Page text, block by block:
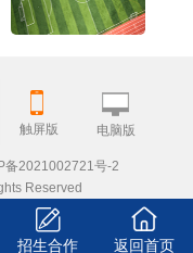
触屏版 电脑版
备2021002721号-2
Reserved
招生合作 返回首页